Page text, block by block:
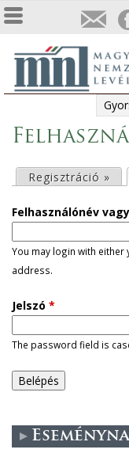
l
s
ő
d
l
e
e
Regisztráció »
Felhasználónév
You may login with
address.
Jelszó *
The password field is